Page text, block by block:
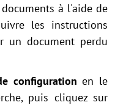
à l'aide de
les instructions
un document perdu
configuration en le
puis cliquez sur